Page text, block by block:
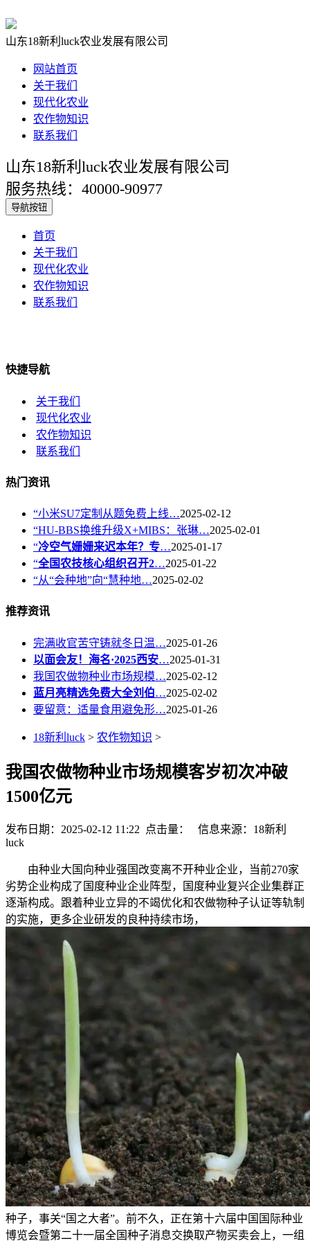
山东18新利luck农业发展有限公司
网站首页
关于我们
现代化农业
农作物知识
联系我们
山东18新利luck农业发展有限公司
服务热线：40000-90977
导航按钮
首页
关于我们
现代化农业
农作物知识
联系我们
快捷导航
关于我们
现代化农业
农作物知识
联系我们
热门资讯
“小米SU7定制从题免费上线…2025-02-12
“HU-BBS换维升级X+MIBS：张琳…2025-02-01
“冷空气姗姗来迟本年？专…2025-01-17
“全国农技核心组织召开2…2025-01-22
“从“会种地”向“慧种地…2025-02-02
推荐资讯
完满收官苦守铸就冬日温…2025-01-26
以面会友！海名·2025西安…2025-01-31
我国农做物种业市场规模…2025-02-12
蓝月亮精选免费大全刘伯…2025-02-02
要留意：适量食用避免形…2025-01-26
18新利luck > 农作物知识 >
我国农做物种业市场规模客岁初次冲破
1500亿元
发布日期：2025-02-12 11:22 点击量：
信息来源：18新利
luck
由种业大国向种业强国改变离不开种业企业，当前270家
劣势企业构成了国度种业企业阵型，国度种业复兴企业集群正
逐渐构成。跟着种业立异的不竭优化和农做物种子认证等轨制
的实施，更多企业研发的良种持续市场，
种子，事关“国之大者”。前不久，正在第十六届中国国际种业
博览会暨第二十一届全国种子消息交换取产物买卖会上，一组